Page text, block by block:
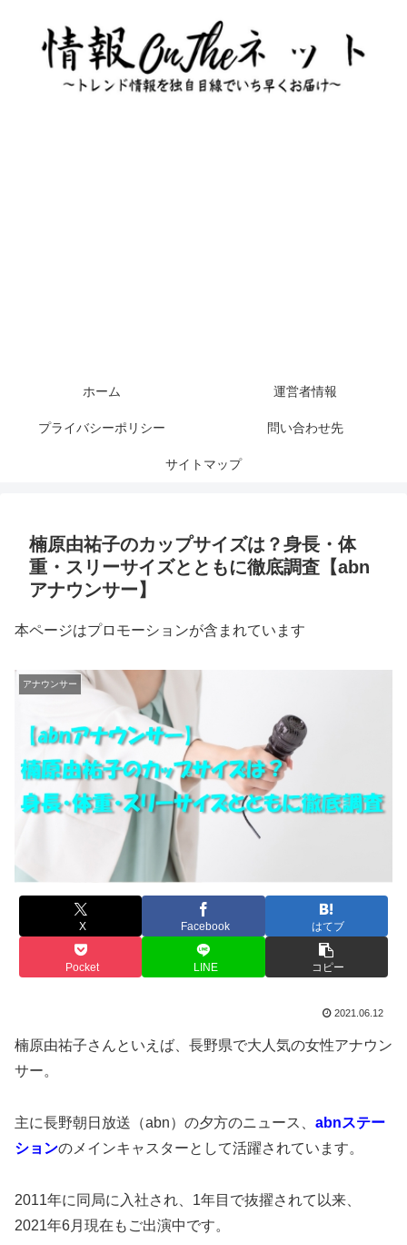
ホーム 運営者情報
プライバシーポリシー 問い合わせ先
サイトマップ
楠原由祐子のカップサイズは？身長・体
重・スリーサイズとともに徹底調査【abn
アナウンサー】
本ページはプロモーションが含まれています
アナウンサー
X Facebook はてブ
Pocket LINE コピー
2021.06.12
楠原由祐子さんといえば、長野県で大人気の女性アナウン
サー。
主に長野朝日放送（abn）の夕方のニュース、 abnステー
ションのメインキャスターとして活躍されています。
2011年に同局に入社され、1年目で抜擢されて以来、
2021年6月現在もご出演中です。